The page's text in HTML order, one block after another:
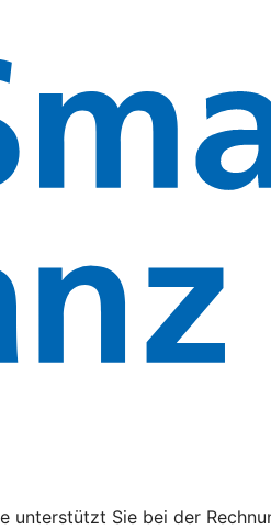
unterstützt Sie bei der